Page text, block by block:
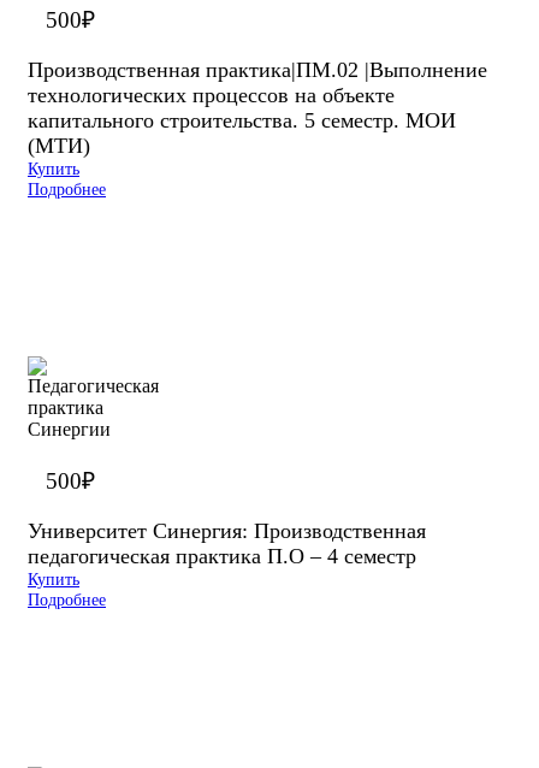
500₽
Производственная практика|ПМ.02 |Выполнение
технологических процессов на объекте
капитального строительства. 5 семестр. МОИ
(МТИ)
Купить
Подробнее
500₽
Университет Синергия: Производственная
педагогическая практика П.О – 4 семестр
Купить
Подробнее